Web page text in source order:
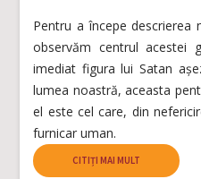
Pentru a începe descrierea
observăm centrul acestei
imediat figura lui Satan
lumea noastră, aceasta
el este cel care, din
furnicar uman.
CITIȚI MAI MULT